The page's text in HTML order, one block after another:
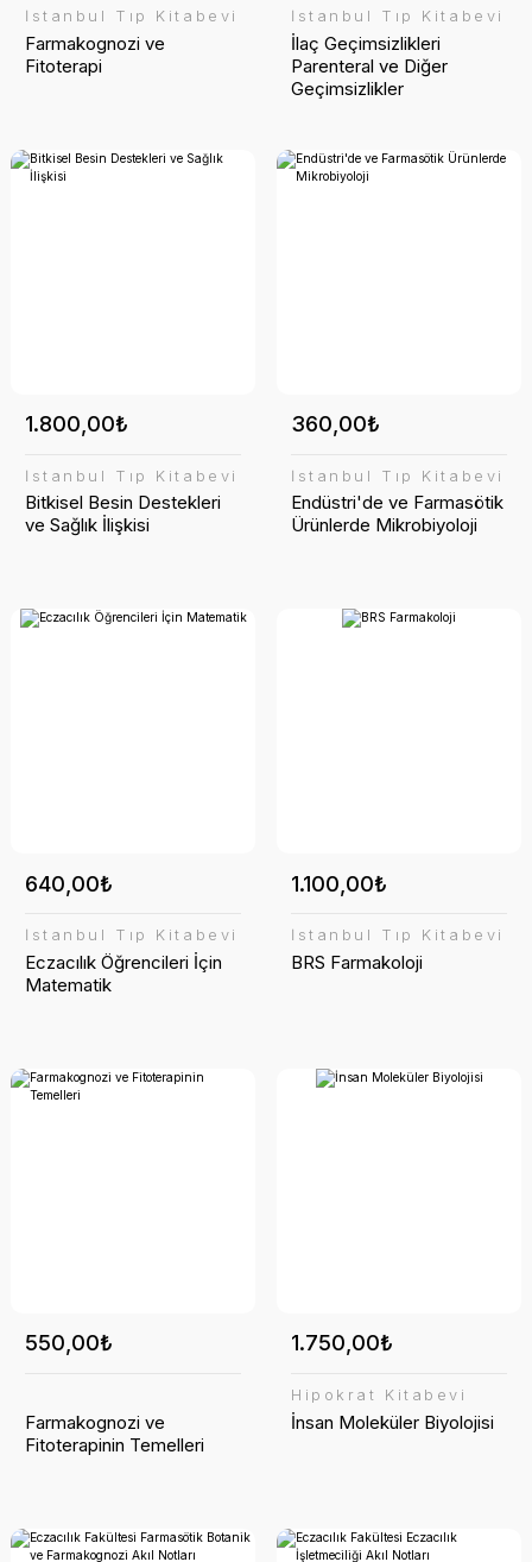
İstanbul Tıp Kitabevi
Farmakognozi ve
Fitoterapi
İstanbul Tıp Kitabevi
İlaç Geçimsizlikleri
Parenteral ve Diğer
Geçimsizlikler
1.800,00₺
İstanbul Tıp Kitabevi
Bitkisel Besin Destekleri
ve Sağlık İlişkisi
360,00₺
İstanbul Tıp Kitabevi
Endüstri'de ve Farmasötik
Ürünlerde Mikrobiyoloji
640,00₺
İstanbul Tıp Kitabevi
Eczacılık Öğrencileri İçin
Matematik
1.100,00₺
İstanbul Tıp Kitabevi
BRS Farmakoloji
550,00₺
Farmakognozi ve
Fitoterapinin Temelleri
1.750,00₺
Hipokrat Kitabevi
İnsan Moleküler Biyolojisi